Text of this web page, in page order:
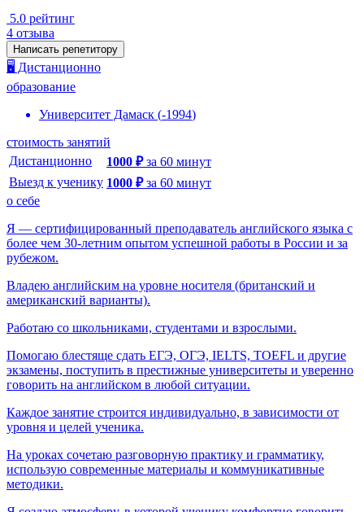
5.0 рейтинг
4 отзыва
Написать репетитору
🖥️ Дистанционно
образование
Университет Дамаск (-1994)
стоимость занятий
Дистанционно
1000 ₽ за 60 минут
Выезд к ученику 1000 ₽ за 60 минут
о себе
Я — сертифицированный преподаватель английского языка с
более чем 30-летним опытом успешной работы в России и за
рубежом.
Владею английским на уровне носителя (британский и
американский варианты).
Работаю со школьниками, студентами и взрослыми.
Помогаю блестяще сдать ЕГЭ, ОГЭ, IELTS, TOEFL и другие
экзамены, поступить в престижные университеты и уверенно
говорить на английском в любой ситуации.
Каждое занятие строится индивидуально, в зависимости от
уровня и целей ученика.
На уроках сочетаю разговорную практику и грамматику,
использую современные материалы и коммуникативные
методики.